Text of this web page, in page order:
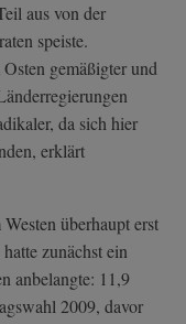
aus von der
speiste.
gemäßigter und
da sich hier
erklärt
überhaupt erst
zunächst ein
anbelangte: 11,9
2009, davor